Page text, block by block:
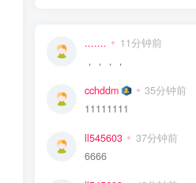
....... 11分钟前
，，，，
cchddm 35分钟前
11111111
ll545603 37分钟前
6666